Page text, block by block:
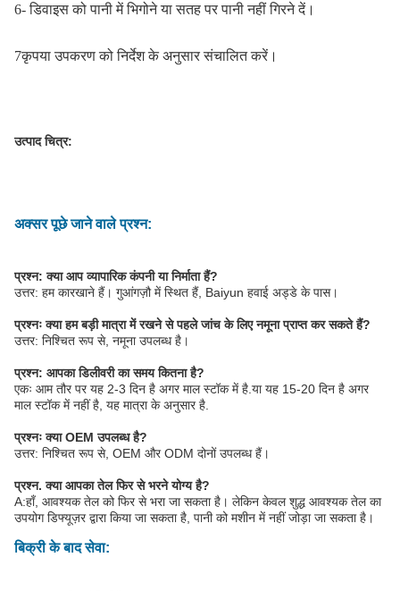
6- डिवाइस को पानी में भिगोने या सतह पर पानी नहीं गिरने दें।
7कृपया उपकरण को निर्देश के अनुसार संचालित करें।
उत्पाद चित्र:
अक्सर पूछे जाने वाले प्रश्न:
प्रश्न: क्या आप व्यापारिक कंपनी या निर्माता हैं?
उत्तर: हम कारखाने हैं। गुआंगज़ौ में स्थित हैं, Baiyun हवाई अड्डे के पास।
प्रश्नः क्या हम बड़ी मात्रा में रखने से पहले जांच के लिए नमूना प्राप्त कर सकते हैं?
उत्तर: निश्चित रूप से, नमूना उपलब्ध है।
प्रश्न: आपका डिलीवरी का समय कितना है?
एकः आम तौर पर यह 2-3 दिन है अगर माल स्टॉक में है.या यह 15-20 दिन है अगर
माल स्टॉक में नहीं है, यह मात्रा के अनुसार है.
प्रश्नः क्या OEM उपलब्ध है?
उत्तर: निश्चित रूप से, OEM और ODM दोनों उपलब्ध हैं।
प्रश्न. क्या आपका तेल फिर से भरने योग्य है?
A:हाँ, आवश्यक तेल को फिर से भरा जा सकता है। लेकिन केवल शुद्ध आवश्यक तेल का
उपयोग डिफ्यूज़र द्वारा किया जा सकता है, पानी को मशीन में नहीं जोड़ा जा सकता है।
बिक्री के बाद सेवा: